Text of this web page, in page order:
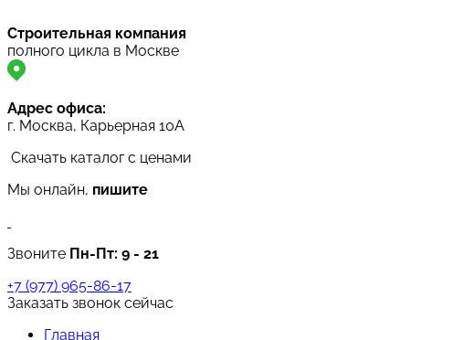
Строительная компания
полного цикла в Москве
Адрес офиса:
г. Москва, Карьерная 10А
Скачать каталог с ценами
Мы онлайн, пишите
Звоните Пн-Пт: 9 - 21
+7 (977) 965-86-17
Заказать звонок сейчас
Главная